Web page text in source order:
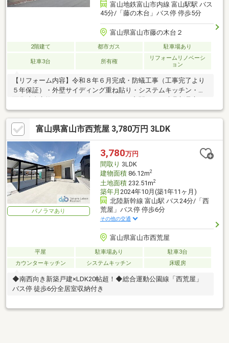
富山地鉄富山市内線 富山駅駅 バス
45分/「藤の木台」バス停 停歩5分
富山県富山市藤の木台２
2階建て 都市ガス 駐車場あり
駐車3台 所有権
リフォームリノベーシ
ョン
【リフォーム内容】令和８年６月完成・防蟻工事（工事完了より
５年保証）・外壁サイディング重ね貼り・システムキッチン・洗
換・クロス貼替・畳表替え・フロア材新品交換（一部クッション
フロア）・下駄箱・照明器具・給湯器新品設置・TVモニターホン
新品設置・内部塗装・駐車場増設・ハウスクリーニング
富山県富山市西荒屋 3,780万円 3LDK
パノラマあり
3,780万円
間取り 3LDK
建物面積86.12m2
土地面積232.51m2
築年月 2024年10月(築1年11ヶ月)
北陸新幹線 富山駅 バス24分/「西
荒屋」バス停 停歩6分
その他の交通
富山県富山市西荒屋
平屋 駐車場あり
駐車3台
カウンターキッチン
システムキッチン 床暖房
◆南西向き新築戸建×LDK20帖超！◆総合運動公園線「西荒屋」
バス停 徒歩6分全居室収納付き